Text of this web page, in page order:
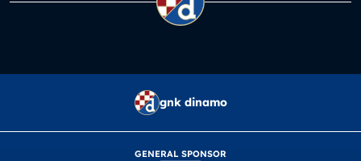
gnk dinamo
GENERAL SPONSOR